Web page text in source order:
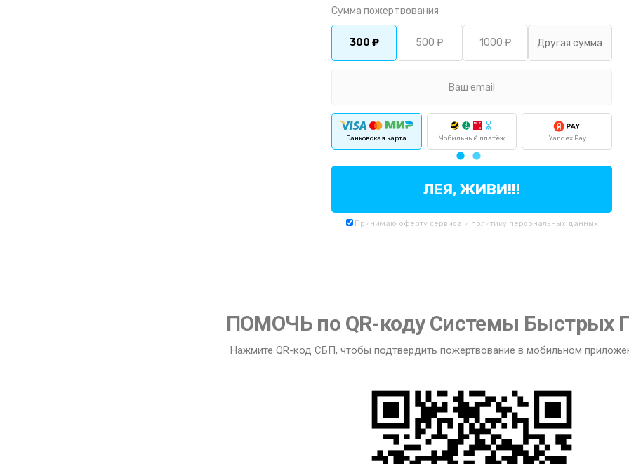
Сумма пожертвования
300 ₽ 500 ₽ 1000 ₽
Банковская карта Мобильный платёж Yandex Pay
ЛЕЯ, ЖИВИ!!!
Принимаю оферту сервиса и политику персональных данных
ПОМОЧЬ по QR-коду Системы Быстрых
Нажмите QR-код СБП, чтобы подтвердить пожертвование в мобильном